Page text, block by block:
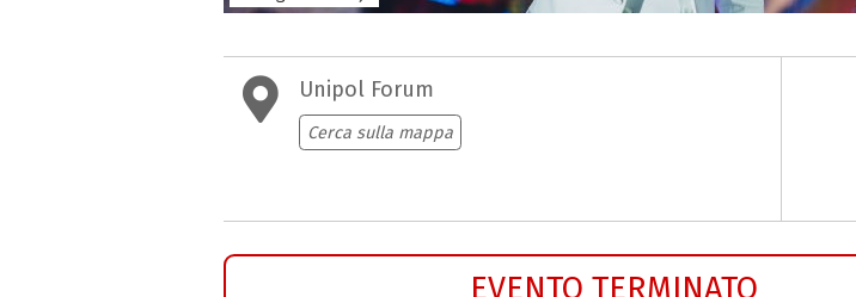
Unipol Forum
Cerca sulla mappa
EVENTO TERMINATO